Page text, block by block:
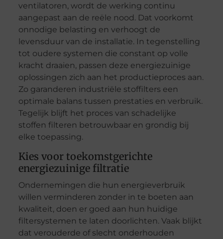
ventilatoren, wordt de werking continu
aangepast aan de reële nood. Dat voorkomt
onnodige belasting en verhoogt de
levensduur van de installatie. In tegenstelling
tot oudere systemen die constant op volle
kracht draaien, passen deze energiezuinige
oplossingen zich aan het productieproces aan.
Zo garanderen industriële stoffilters een
optimale balans tussen prestaties en verbruik.
Tegelijk blijft het proces van schadelijke
stoffen filteren betrouwbaar en grondig bij
elke toepassing.
Kies voor toekomstgerichte
energiezuinige filtratie
Ondernemingen die hun energieverbruik
willen verminderen zonder in te boeten aan
kwaliteit, doen er goed aan hun huidige
filtersystemen te laten doorlichten. Vaak blijkt
dat verouderde of slecht onderhouden